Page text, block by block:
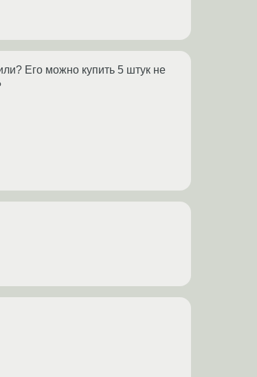
Его можно купить 5 штук не